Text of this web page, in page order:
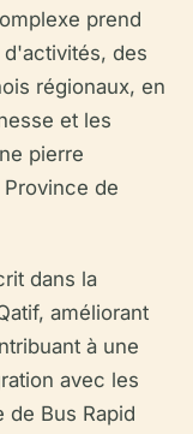
prend
des
régionaux, en
et les
pierre
de
dans la
améliorant
à une
avec les
de Bus Rapid